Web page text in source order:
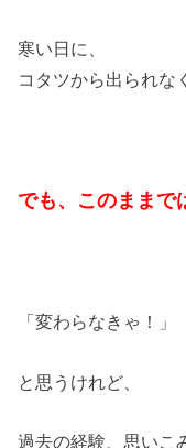
寒い日に、
コタツから出られな
でも、このままで
「変わらなきゃ！」
と思うけれど、
過去の経験、思いこ